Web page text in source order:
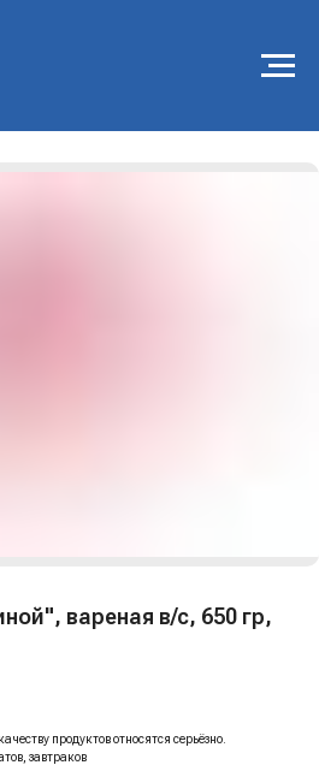
вареная в/с, 650 гр,
продуктов относятся серьёзно.
завтраков